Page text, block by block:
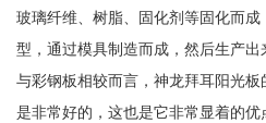
玻璃纤维、树脂、固化剂等固化而
型，通过模具制造而成，然后生产出
与彩钢板相较而言，神龙拜耳阳光
是非常好的，这也是它非常显着的优